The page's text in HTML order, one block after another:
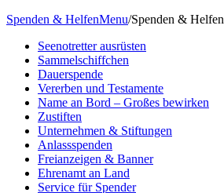
Spenden & HelfenMenu/Spenden & Helfen
Seenotretter ausrüsten
Sammelschiffchen
Dauerspende
Vererben und Testamente
Name an Bord – Großes bewirken
Zustiften
Unternehmen & Stiftungen
Anlassspenden
Freianzeigen & Banner
Ehrenamt an Land
Service für Spender